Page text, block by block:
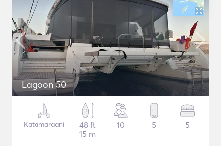
Lagoon 50
Katamaraani
48 ft
15 m
10 5 5